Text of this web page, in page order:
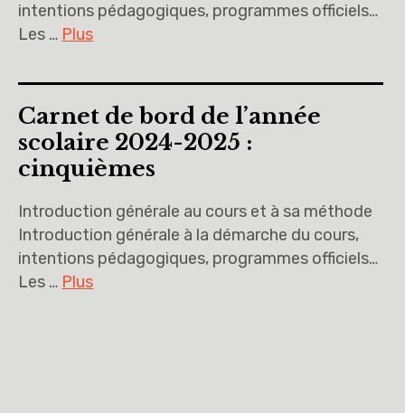
intentions pédagogiques, programmes officiels…
Les … Plus
Carnet de bord de l’année
scolaire 2024-2025 :
cinquièmes
Introduction générale au cours et à sa méthode
Introduction générale à la démarche du cours,
intentions pédagogiques, programmes officiels…
Les … Plus